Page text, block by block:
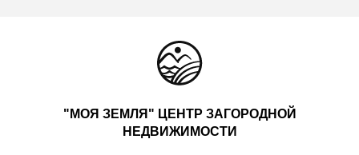
"МОЯ ЗЕМЛЯ" ЦЕНТР ЗАГОРОДНОЙ
НЕДВИЖИМОСТИ